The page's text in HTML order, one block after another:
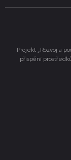
Projekt „Rozvoj a
přispění